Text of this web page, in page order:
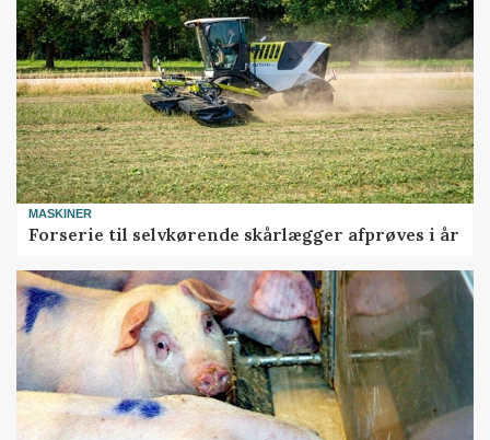
MASKINER
Forserie til selvkørende skårlægger afprøves i år